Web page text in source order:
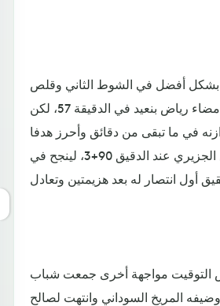
أفضل في الشوط الثاني وقلص
الفارق بهدف من إمضاء رياض بنعيد في الدقيقة 57، لكن
في ما تبقى من دقائق وأحرز هدفا
ثالثا عبر سيف الدين الجزيري عند الدقيق 90+3، لينجح في
مواجهة أخرى جمعت شباب
وضيفه المريخ السوداني وانتهت لصالح